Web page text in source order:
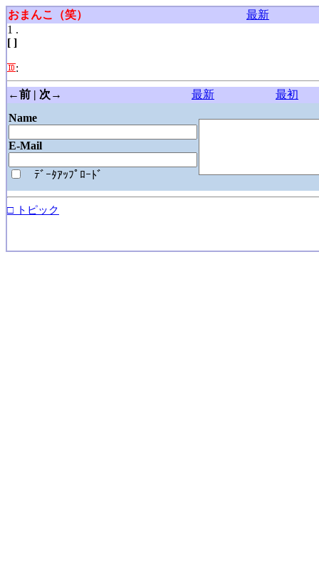
おまんこ（笑）
最新
1 .
[ ]
:
←前 | 次→ 最新
最初
Name
E-Mail
ﾃﾞｰﾀｱｯﾌﾟﾛｰﾄﾞ
□ トピック